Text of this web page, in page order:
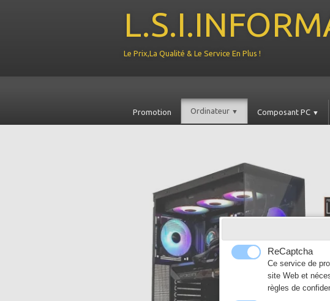
Le Prix,La Qualité & Le Service En Plus !
Promotion Ordinateur ▼ Composant PC ▼
ReCaptcha
Ce service de
site Web et
règles de